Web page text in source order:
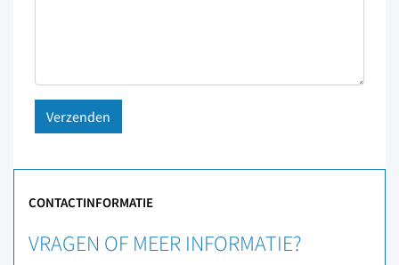
CONTACTINFORMATIE
VRAGEN OF MEER INFORMATIE?